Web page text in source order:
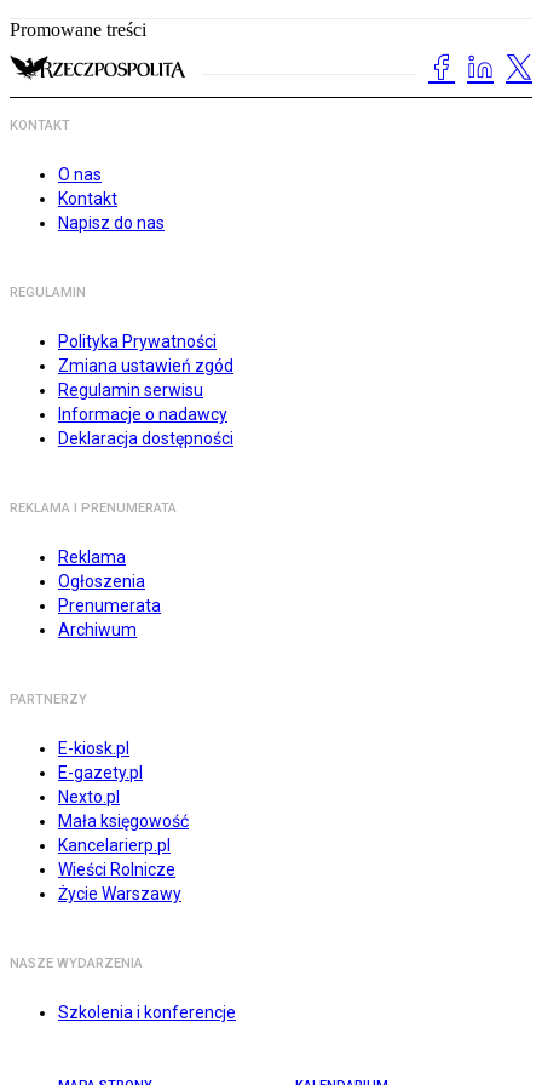
Promowane treści
KONTAKT
O nas
Kontakt
Napisz do nas
REGULAMIN
Polityka Prywatności
Zmiana ustawień zgód
Regulamin serwisu
Informacje o nadawcy
Deklaracja dostępności
REKLAMA I PRENUMERATA
Reklama
Ogłoszenia
Prenumerata
Archiwum
PARTNERZY
E-kiosk.pl
E-gazety.pl
Nexto.pl
Mała księgowość
Kancelarierp.pl
Wieści Rolnicze
Życie Warszawy
NASZE WYDARZENIA
Szkolenia i konferencje